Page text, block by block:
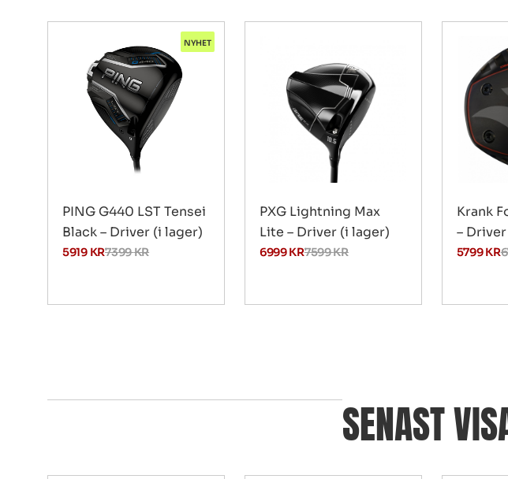
NYHET
PING G440 LST Tensei
Black – Driver (i lager)
7399KR
5919 KR
PXG Lightning Max
Lite – Driver (i lager)
7599KR
6999KR
Krank
–
5799KR
SENAST